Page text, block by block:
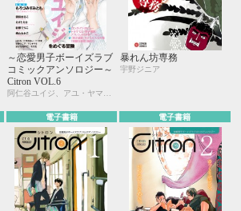
～恋愛男子ボーイズラブ
コミックアンソロジー～
Citron VOL.6
暴れん坊専務
宇野ジニア
電子書籍 電子書籍